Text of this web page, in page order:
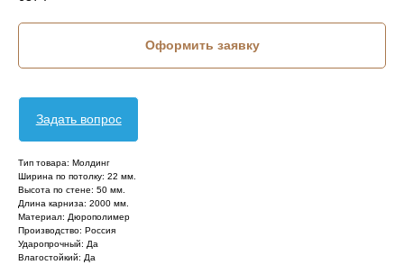
Оформить заявку
Задать вопрос
Тип товара: Молдинг
Ширина по потолку: 22 мм.
Высота по стене: 50 мм.
Длина карниза: 2000 мм.
Материал: Дюрополимер
Производство: Россия
Ударопрочный: Да
Влагостойкий: Да